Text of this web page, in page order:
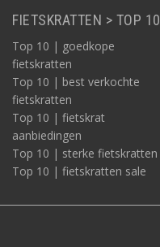
FIETSKRATTEN > TOP 10
Top 10 | goedkope
fietskratten
Top 10 | best verkochte
fietskratten
Top 10 | fietskrat
aanbiedingen
Top 10 | sterke fietskratten
Top 10 | fietskratten sale